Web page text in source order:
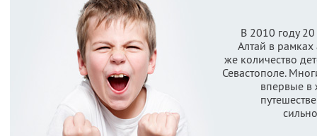
В 2010 году
Алтай в
же количество
Севастополе.
впервые